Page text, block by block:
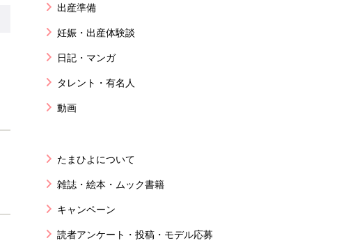
出産準備
妊娠・出産体験談
日記・マンガ
タレント・有名人
動画
たまひよについて
雑誌・絵本・ムック書籍
キャンペーン
読者アンケート・投稿・モデル応募